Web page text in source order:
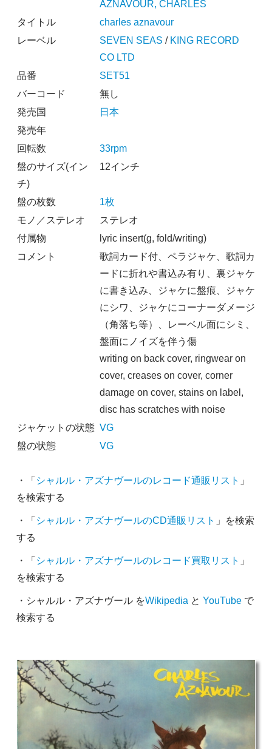
AZNAVOUR, CHARLES
タイトル
charles aznavour
レーベル
SEVEN SEAS / KING RECORD
CO LTD
品番
SET51
バーコード
無し
発売国
日本
発売年
回転数
33rpm
盤のサイズ(イン
チ)
12インチ
盤の枚数
1枚
モノ／ステレオ
ステレオ
付属物
lyric insert(g, fold/writing)
コメント
歌詞カード付、ペラジャケ、歌詞カ
ードに折れや書込み有り、裏ジャケ
に書き込み、ジャケに盤痕、ジャケ
にシワ、ジャケにコーナーダメージ
（角落ち等）、レーベル面にシミ、
盤面にノイズを伴う傷
writing on back cover, ringwear on
cover, creases on cover, corner
damage on cover, stains on label,
disc has scratches with noise
ジャケットの状態 VG
盤の状態
VG
・「 シャルル・アズナヴールのレコード通販リスト 」
を検索する
・「 シャルル・アズナヴールのCD通販リスト 」を検索
する
・「 シャルル・アズナヴールのレコード買取リスト 」
を検索する
・シャルル・アズナヴール をWikipedia と YouTubeで
検索する